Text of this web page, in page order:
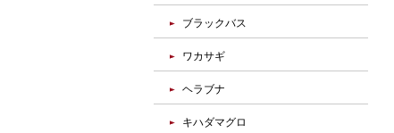
ブラックバス
ワカサギ
ヘラブナ
キハダマグロ